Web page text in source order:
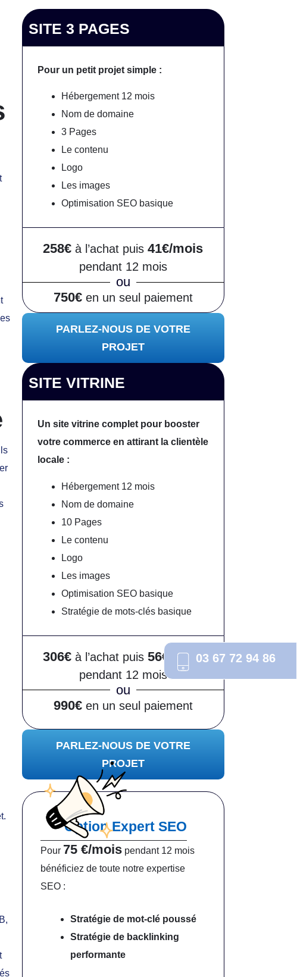
SITE 3 PAGES
Pour un petit projet simple :
Hébergement 12 mois
Nom de domaine
3 Pages
Le contenu
Logo
Les images
Optimisation SEO basique
258€à l’achat puis41€/mois
pendant 12 mois
ou
750€en un seul paiement
PARLEZ-NOUS DE VOTRE
PROJET
SITE VITRINE
Un site vitrine complet pour booster
votre commerce en attirant la clientèle
locale :
Hébergement 12 mois
Nom de domaine
10 Pages
Le contenu
Logo
Les images
Optimisation SEO basique
Stratégie de mots-clés basique
306€à l’achat puis56€/mois
pendant 12 mois
ou
990€en un seul paiement
PARLEZ-NOUS DE VOTRE
PROJET
Option Expert SEO
Pour 75 €/moispendant 12 mois
bénéficiez de toute notre expertise
SEO :
Stratégie de mot-clé poussé
Stratégie de backlinking
performante
03 67 72 94 86